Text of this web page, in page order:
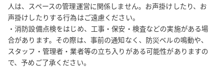
人は、スペースの管理運営に関係しません。お声掛けしたり、お
声掛けしたりする行為はご遠慮ください。
・消防設備点検をはじめ、工事・保安・検査などの実施がある場
合があります。その際は、事前の通知なく、防災ベルの鳴動や、
スタッフ・管理者・業者等の立ち入りがある可能性がありますの
で、予めご了承ください。